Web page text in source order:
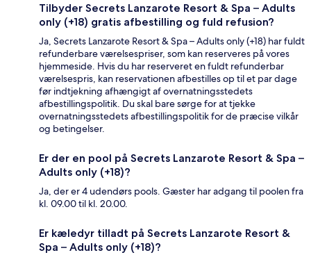
Tilbyder Secrets Lanzarote Resort & Spa – Adults
only (+18) gratis afbestilling og fuld refusion?
Ja, Secrets Lanzarote Resort & Spa – Adults only (+18) har fuldt
refunderbare værelsespriser, som kan reserveres på vores
hjemmeside. Hvis du har reserveret en fuldt refunderbar
værelsespris, kan reservationen afbestilles op til et par dage
før indtjekning afhængigt af overnatningsstedets
afbestillingspolitik. Du skal bare sørge for at tjekke
overnatningsstedets afbestillingspolitik for de præcise vilkår
og betingelser.
Er der en pool på Secrets Lanzarote Resort & Spa –
Adults only (+18)?
Ja, der er 4 udendørs pools. Gæster har adgang til poolen fra
kl. 09.00 til kl. 20.00.
Er kæledyr tilladt på Secrets Lanzarote Resort &
Spa – Adults only (+18)?